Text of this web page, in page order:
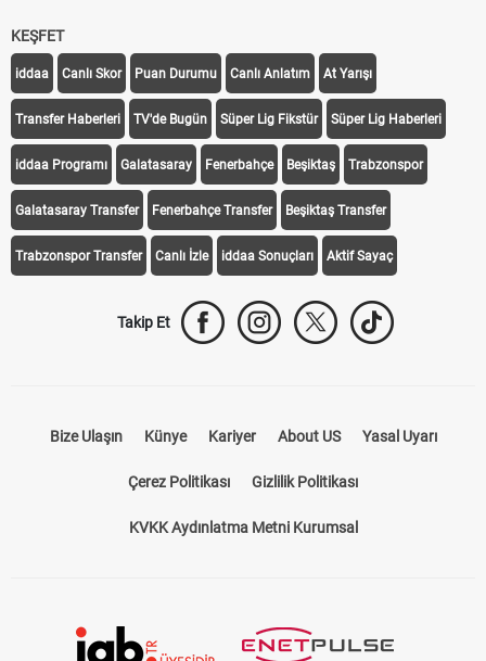
KEŞFET
iddaa Canlı Skor Puan Durumu Canlı Anlatım At Yarışı
Transfer Haberleri TV'de Bugün Süper Lig Fikstür Süper Lig Haberleri
iddaa Programı Galatasaray Fenerbahçe Beşiktaş Trabzonspor
Galatasaray Transfer Fenerbahçe Transfer Beşiktaş Transfer
Trabzonspor Transfer Canlı İzle iddaa Sonuçları Aktif Sayaç
Takip Et
Bize Ulaşın Künye Kariyer About US Yasal Uyarı
Çerez Politikası Gizlilik Politikası
KVKK Aydınlatma Metni Kurumsal